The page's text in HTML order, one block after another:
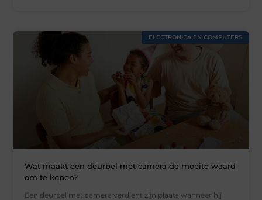
ELECTRONICA EN COMPUTERS
Wat maakt een deurbel met camera de moeite waard
om te kopen?
Een deurbel met camera verdient zijn plaats wanneer hij